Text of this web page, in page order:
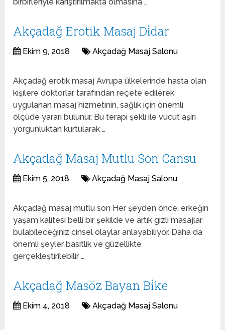
Akçadağ Erotik Masaj Di̇dar
Ekim 9, 2018 Akçadağ Masaj Salonu
Akçadağ erotik masaj Avrupa ülkelerinde hasta olan
kişilere doktorlar tarafından reçete edilerek
uygulanan masaj hizmetinin, sağlık için önemli
ölçüde yararı bulunur. Bu terapi şekli ile vücut aşırı
yorgunluktan kurtularak …
Akçadağ Masaj Mutlu Son Cansu
Ekim 5, 2018 Akçadağ Masaj Salonu
Akçadağ masaj mutlu son Her şeyden önce, erkeğin
yaşam kalitesi belli bir şekilde ve artık gizli masajlar
bulabileceğiniz cinsel olaylar anlayabiliyor. Daha da
önemli şeyler basitlik ve güzellikte
gerçekleştirilebilir …
Akçadağ Masöz Bayan Bi̇ke
Ekim 4, 2018 Akçadağ Masaj Salonu